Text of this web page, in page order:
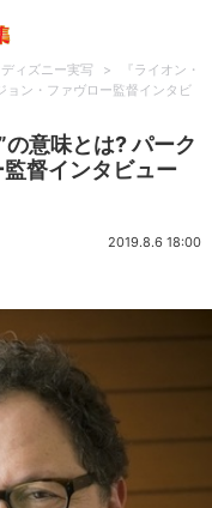
ディズニー実写 >
『ライオン・
ョン・ファヴロー監督インタビ
の意味とは? パーク
督インタビュー
2019.8.6 18:00